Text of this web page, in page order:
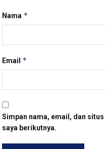
Nama *
Email *
Simpan nama, email, dan
saya berikutnya.